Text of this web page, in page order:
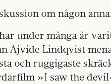
om någon
under många år
Ajvide Lindqvist
och ruggigaste
»I saw the